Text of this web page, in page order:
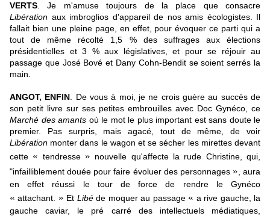
VERTS . Je m'amuse toujours de la place que consacre
Libération aux imbroglios d'appareil de nos amis écologistes. Il
fallait bien une pleine page, en effet, pour évoquer ce parti qui a
tout de même récolté 1,5 % des suffrages aux élections
présidentielles et 3 % aux législatives, et pour se réjouir au
passage que José Bové et Dany Cohn-Bendit se soient serrés la
main.
ANGOT, ENFIN . De vous à moi, je ne crois guère au succès de
son petit livre sur ses petites embrouilles avec Doc Gynéco, ce
Marché des amants où le mot le plus important est sans doute le
premier. Pas surpris, mais agacé, tout de même, de voir
Libération monter dans le wagon et se sécher les mirettes devant
cette « tendresse » nouvelle qu'affecte la rude Christine, qui,
"infailliblement douée pour faire évoluer des personnages » , aura
en effet réussi le tour de force de rendre le Gynéco
«attachant. » Et Libéde moquer au passage « a rive gauche, la
gauche caviar, le pré carré des intellectuels médiatiques,